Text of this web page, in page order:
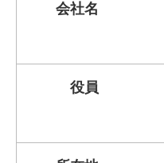
会社名
役員